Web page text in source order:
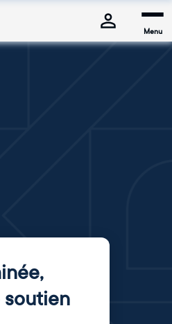
Menu
,
soutien